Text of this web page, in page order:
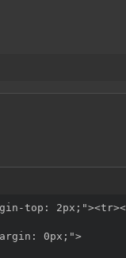
top:
0px;">